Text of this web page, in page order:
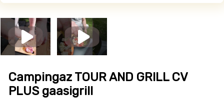
Campingaz TOUR AND GRILL CV
PLUS gaasigrill